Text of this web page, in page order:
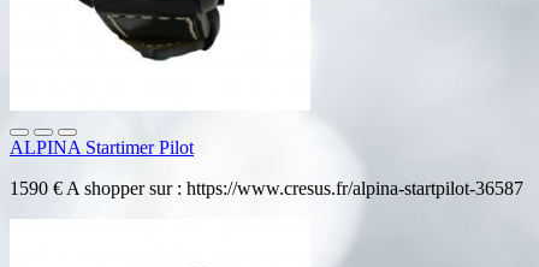
ALPINA Startimer Pilot
1590 € A shopper sur : https://www.cresus.fr/alpina-startpilot-36587